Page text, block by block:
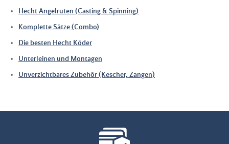
HechtAngelruten (Casting & Spinning)
Komplette Sätze (Combo)
Die besten Hecht Köder
Unterleinen und Montagen
Unverzichtbares Zubehör (Kescher, Zangen)